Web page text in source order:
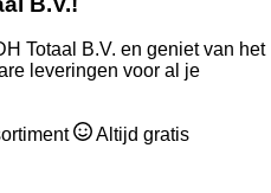
Totaal B.V. en geniet van het
leveringen voor al je
Altijd gratis